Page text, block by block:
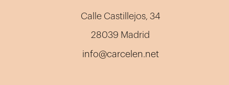
Calle Castillejos, 34
28039 Madrid
info@carcelen.net